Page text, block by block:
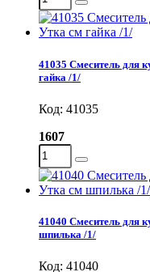
41035 Смеситель для
гайка /1/
Код: 41035
1607
41040 Смеситель для
шпилька /1/
Код: 41040